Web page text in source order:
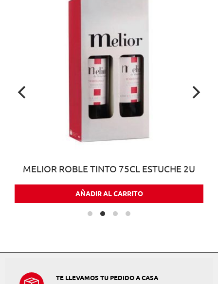
MELIOR ROBLE TINTO 75CL ESTUCHE 2U
AÑADIR AL CARRITO
TE LLEVAMOS TU PEDIDO A CASA